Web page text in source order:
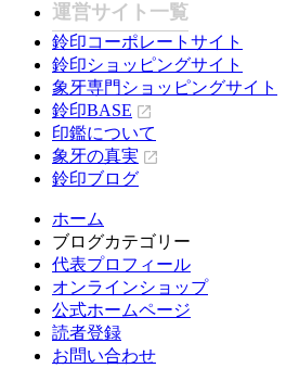
運営サイト一覧
鈴印コーポレートサイト
鈴印ショッピングサイト
象牙専門ショッピングサイト
鈴印BASE
印鑑について
象牙の真実
鈴印ブログ
ホーム
ブログカテゴリー
代表プロフィール
オンラインショップ
公式ホームページ
読者登録
お問い合わせ